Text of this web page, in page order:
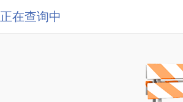
正在查询中